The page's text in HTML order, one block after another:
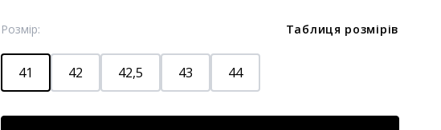
Розмір: Таблиця розмірів
41 42 42,5 43 44